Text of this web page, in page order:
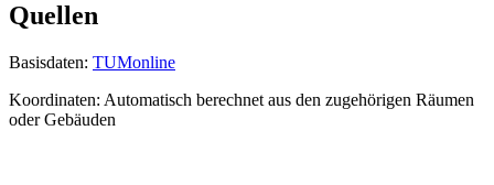
Quellen
Basisdaten: TUMonline
Koordinaten: Automatisch berechnet aus den zugehörigen Räumen
oder Gebäuden